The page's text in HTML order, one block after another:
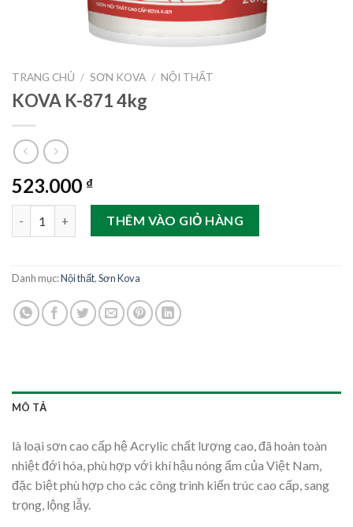
TRANG CHỦ / SƠN KOVA / NỘI THẤT
KOVA K-871 4kg
523.000 ₫
KOVA K-871 4kg số lượngTHÊM VÀO GIỎ HÀNG
Danh mục:Nội thất,Sơn Kova
MÔ TẢ
là loại sơn cao cấp hệ Acrylic chất lượng cao, đã hoàn toàn
nhiệt đới hóa, phù hợp với khí hậu nóng ẩm của Việt Nam,
đặc biệt phù hợp cho các công trình kiến trúc cao cấp, sang
trọng, lộng lẫy.